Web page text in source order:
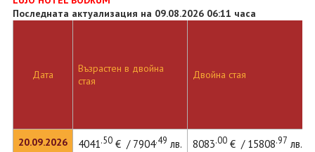
Последната актуализация на 09.08.2026 06:11 часа
Дата
20.09.2026
Възрастен в двойна
стая
Двойна стая
4041.50€ / 7904.49 лв. 8083.00€ / 15808.97 лв.